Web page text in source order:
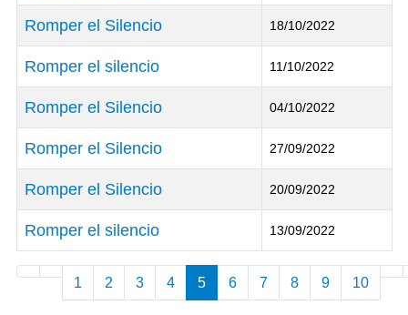
Articles
Romper el Silencio 18/10/2022
Romper el silencio 11/10/2022
Romper el Silencio 04/10/2022
Romper el Silencio 27/09/2022
Romper el Silencio 20/09/2022
Romper el silencio 13/09/2022
1 2 3 4 5 6 7 8 9 10